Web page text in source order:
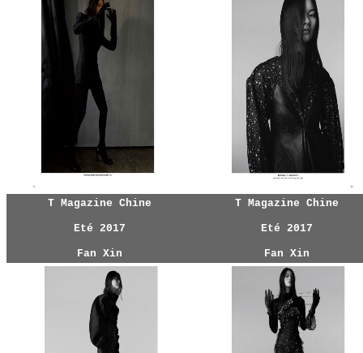
T Magazine Chine
Eté 2017
Fan Xin
T Magazine Chine
Eté 2017
Fan Xin